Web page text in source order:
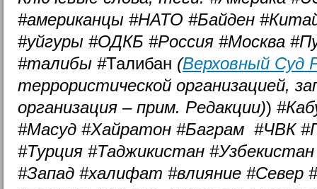
#американцы #НАТО #Байден
#уйгуры #ОДКБ #Россия #Москва
#талибы #Талибан (Верховный Суд
террористической организацией,
организация – прим. Редакции))
#Масуд #Хайратон #Баграм #ЧВК
#Турция #Таджикистан
#Запад #халифат #влияние #Север